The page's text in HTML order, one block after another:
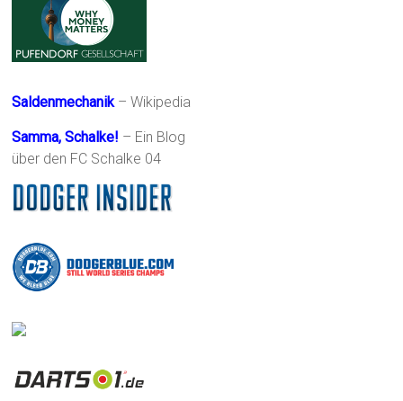
Saldenmechanik– Wikipedia
Samma, Schalke! – Ein Blog
über den FC Schalke 04